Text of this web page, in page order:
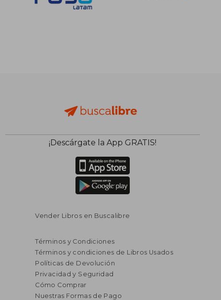
¡Descárgate la App GRATIS!
Vender Libros en Buscalibre
Términos y Condiciones
Términos y condiciones de Libros Usados
Políticas de Devolución
Privacidad y Seguridad
Cómo Comprar
Nuestras Formas de Pago